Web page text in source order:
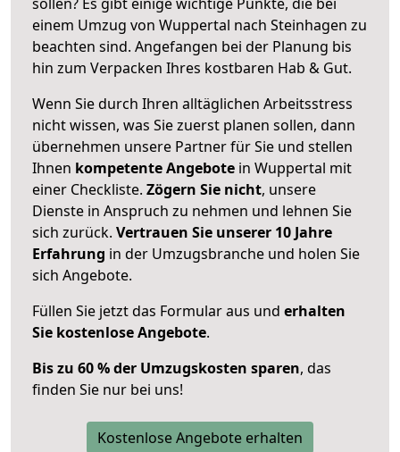
einem Umzug von Wuppertal nach Steinhagen zu
beachten sind. Angefangen bei der Planung bis
hin zum Verpacken Ihres kostbaren Hab & Gut.
Wenn Sie durch Ihren alltäglichen Arbeitsstress
nicht wissen, was Sie zuerst planen sollen, dann
übernehmen unsere Partner für Sie und stellen
Ihnen kompetente Angebote in Wuppertal mit
einer Checkliste. Zögern Sie nicht, unsere
Dienste in Anspruch zu nehmen und lehnen Sie
sich zurück. Vertrauen Sie unserer 10 Jahre
Erfahrung in der Umzugsbranche und holen Sie
sich Angebote.
Füllen Sie jetzt das Formular aus und erhalten
Sie kostenlose Angebote.
Bis zu 60 % der Umzugskosten sparen, das
finden Sie nur bei uns!
Kostenlose Angebote erhalten